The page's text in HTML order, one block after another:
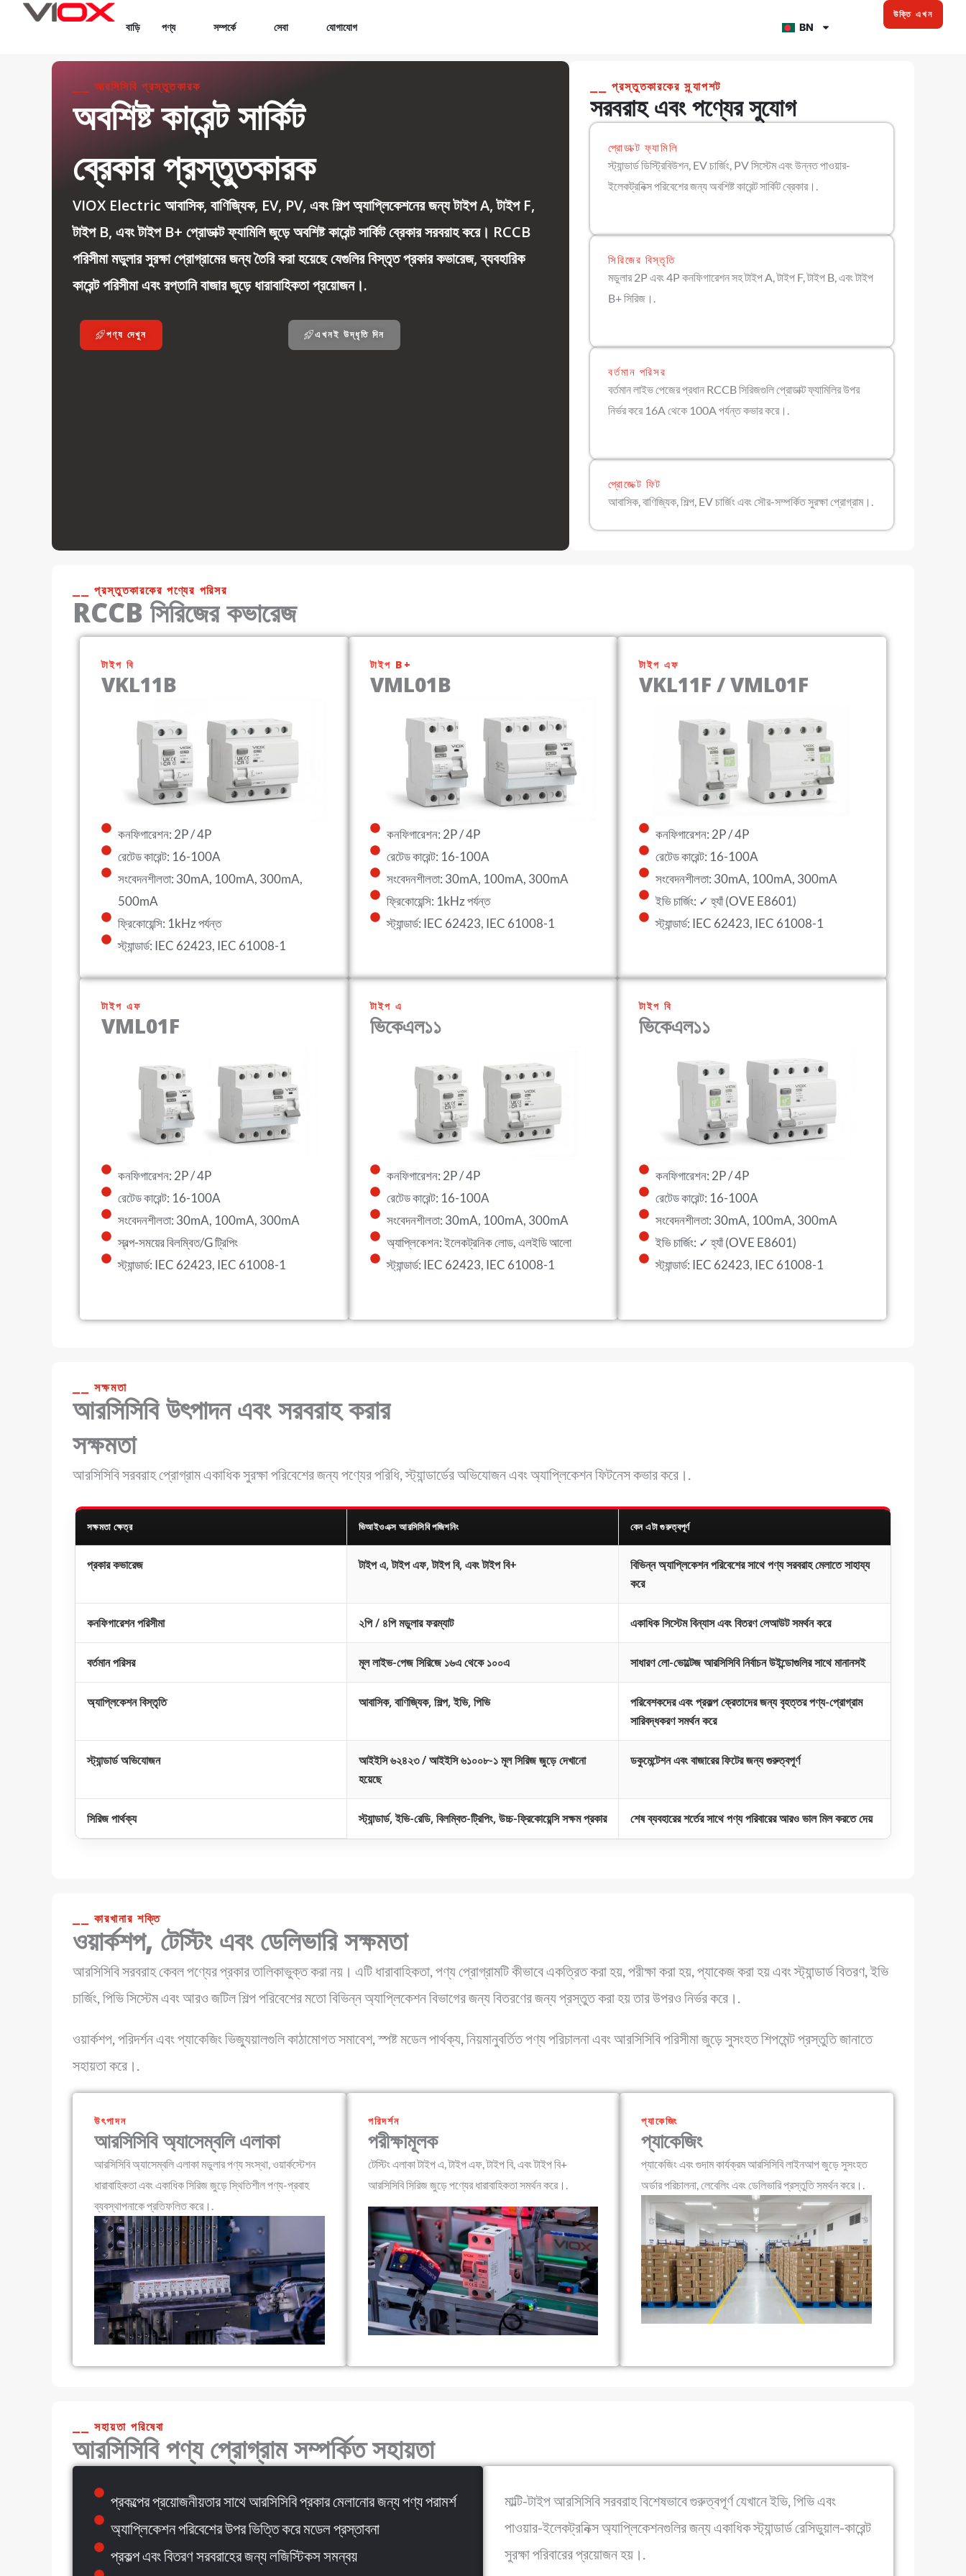
বাড়ি পণ্য সম্পর্কে সেবা যোগাযোগ BN
উক্তি এখন
⎯⎯ আরসিসিবি প্রস্তুতকারক
অবশিষ্ট কারেন্ট সার্কিট
ব্রেকার প্রস্তুতকারক
VIOX Electric আবাসিক, বাণিজ্যিক, EV, PV, এবং শিল্প অ্যাপ্লিকেশনের জন্য টাইপ A, টাইপ F,
টাইপ B, এবং টাইপ B+ প্রোডাক্ট ফ্যামিলি জুড়ে অবশিষ্ট কারেন্ট সার্কিট ব্রেকার সরবরাহ করে। RCCB
পরিসীমা মডুলার সুরক্ষা প্রোগ্রামের জন্য তৈরি করা হয়েছে যেগুলির বিস্তৃত প্রকার কভারেজ, ব্যবহারিক
কারেন্ট পরিসীমা এবং রপ্তানি বাজার জুড়ে ধারাবাহিকতা প্রয়োজন।.
পণ্য দেখুন এখনই উদ্ধৃতি দিন
⎯⎯ প্রস্তুতকারকের স্ন্যাপশট
সরবরাহ এবং পণ্যের সুযোগ
প্রোডাক্ট ফ্যামিলি
স্ট্যান্ডার্ড ডিস্ট্রিবিউশন, EV চার্জিং, PV সিস্টেম এবং উন্নত পাওয়ার-
ইলেকট্রনিক্স পরিবেশের জন্য অবশিষ্ট কারেন্ট সার্কিট ব্রেকার।.
সিরিজের বিস্তৃতি
মডুলার 2P এবং 4P কনফিগারেশন সহ টাইপ A, টাইপ F, টাইপ B, এবং টাইপ
B+ সিরিজ।.
বর্তমান পরিসর
বর্তমান লাইভ পেজের প্রধান RCCB সিরিজগুলি প্রোডাক্ট ফ্যামিলির উপর
নির্ভর করে 16A থেকে 100A পর্যন্ত কভার করে।.
প্রোজেক্ট ফিট
আবাসিক, বাণিজ্যিক, শিল্প, EV চার্জিং এবং সৌর-সম্পর্কিত সুরক্ষা প্রোগ্রাম।.
⎯⎯ প্রস্তুতকারকের পণ্যের পরিসর
RCCB সিরিজের কভারেজ
টাইপ বি
VKL11B
কনফিগারেশন: 2P / 4P
রেটেড কারেন্ট: 16-100A
সংবেদনশীলতা: 30mA, 100mA, 300mA,
500mA
ফ্রিকোয়েন্সি: 1kHz পর্যন্ত
স্ট্যান্ডার্ড: IEC 62423, IEC 61008-1
টাইপ B+
VML01B
কনফিগারেশন: 2P / 4P
রেটেড কারেন্ট: 16-100A
সংবেদনশীলতা: 30mA, 100mA, 300mA
ফ্রিকোয়েন্সি: 1kHz পর্যন্ত
স্ট্যান্ডার্ড: IEC 62423, IEC 61008-1
টাইপ এফ
VKL11F / VML01F
কনফিগারেশন: 2P / 4P
রেটেড কারেন্ট: 16-100A
সংবেদনশীলতা: 30mA, 100mA, 300mA
ইভি চার্জিং: ✓ হ্যাঁ (OVE E8601)
স্ট্যান্ডার্ড: IEC 62423, IEC 61008-1
টাইপ এফ
VML01F
কনফিগারেশন: 2P / 4P
রেটেড কারেন্ট: 16-100A
সংবেদনশীলতা: 30mA, 100mA, 300mA
স্বল্প-সময়ের বিলম্বিত/G ট্রিপিং
স্ট্যান্ডার্ড: IEC 62423, IEC 61008-1
টাইপ এ
ভিকেএল১১
কনফিগারেশন: 2P / 4P
রেটেড কারেন্ট: 16-100A
সংবেদনশীলতা: 30mA, 100mA, 300mA
অ্যাপ্লিকেশন: ইলেকট্রনিক লোড, এলইডি আলো
স্ট্যান্ডার্ড: IEC 62423, IEC 61008-1
টাইপ বি
ভিকেএল১১
কনফিগারেশন: 2P / 4P
রেটেড কারেন্ট: 16-100A
সংবেদনশীলতা: 30mA, 100mA, 300mA
ইভি চার্জিং: ✓ হ্যাঁ (OVE E8601)
স্ট্যান্ডার্ড: IEC 62423, IEC 61008-1
⎯⎯ সক্ষমতা
আরসিসিবি উৎপাদন এবং সরবরাহ করার
সক্ষমতা
আরসিসিবি সরবরাহ প্রোগ্রাম একাধিক সুরক্ষা পরিবেশের জন্য পণ্যের পরিধি, স্ট্যান্ডার্ডের অভিযোজন এবং অ্যাপ্লিকেশন ফিটনেস কভার করে।.
সক্ষমতা ক্ষেত্র ভিআইওএক্স আরসিসিবি পজিশনিং কেন এটা গুরুত্বপূর্ণ
প্রকার কভারেজ টাইপ এ, টাইপ এফ, টাইপ বি, এবং টাইপ বি+
বিভিন্ন অ্যাপ্লিকেশন পরিবেশের সাথে পণ্য সরবরাহ মেলাতে সাহায্য
করে
কনফিগারেশন পরিসীমা ২পি / ৪পি মডুলার ফরম্যাট একাধিক সিস্টেম বিন্যাস এবং বিতরণ লেআউট সমর্থন করে
বর্তমান পরিসর মূল লাইভ-পেজ সিরিজে ১৬এ থেকে ১০০এ সাধারণ লো-ভোল্টেজ আরসিসিবি নির্বাচন উইন্ডোগুলির সাথে মানানসই
অ্যাপ্লিকেশন বিস্তৃতি আবাসিক, বাণিজ্যিক, শিল্প, ইভি, পিভি
পরিবেশকদের এবং প্রকল্প ক্রেতাদের জন্য বৃহত্তর পণ্য-প্রোগ্রাম
সারিবদ্ধকরণ সমর্থন করে
স্ট্যান্ডার্ড অভিযোজন
আইইসি ৬২৪২৩ / আইইসি ৬১০০৮-১ মূল সিরিজ জুড়ে দেখানো
হয়েছে
ডকুমেন্টেশন এবং বাজারের ফিটের জন্য গুরুত্বপূর্ণ
সিরিজ পার্থক্য স্ট্যান্ডার্ড, ইভি-রেডি, বিলম্বিত-ট্রিপিং, উচ্চ-ফ্রিকোয়েন্সি সক্ষম প্রকার শেষ ব্যবহারের শর্তের সাথে পণ্য পরিবারের আরও ভাল মিল করতে দেয়
⎯⎯ কারখানার শক্তি
ওয়ার্কশপ, টেস্টিং এবং ডেলিভারি সক্ষমতা
আরসিসিবি সরবরাহ কেবল পণ্যের প্রকার তালিকাভুক্ত করা নয়। এটি ধারাবাহিকতা, পণ্য প্রোগ্রামটি কীভাবে একত্রিত করা হয়, পরীক্ষা করা হয়, প্যাকেজ করা হয় এবং স্ট্যান্ডার্ড বিতরণ, ইভি
চার্জিং, পিভি সিস্টেম এবং আরও জটিল শিল্প পরিবেশের মতো বিভিন্ন অ্যাপ্লিকেশন বিভাগের জন্য বিতরণের জন্য প্রস্তুত করা হয় তার উপরও নির্ভর করে।.
ওয়ার্কশপ, পরিদর্শন এবং প্যাকেজিং ভিজ্যুয়ালগুলি কাঠামোগত সমাবেশ, স্পষ্ট মডেল পার্থক্য, নিয়মানুবর্তিত পণ্য পরিচালনা এবং আরসিসিবি পরিসীমা জুড়ে সুসংহত শিপমেন্ট প্রস্তুতি জানাতে
সহায়তা করে।.
উৎপাদন
আরসিসিবি অ্যাসেম্বলি এলাকা
আরসিসিবি অ্যাসেম্বলি এলাকা মডুলার পণ্য সংস্থা, ওয়ার্কস্টেশন
ধারাবাহিকতা এবং একাধিক সিরিজ জুড়ে স্থিতিশীল পণ্য-প্রবাহ
ব্যবস্থাপনাকে প্রতিফলিত করে।.
পরিদর্শন
পরীক্ষামূলক
টেস্টিং এলাকা টাইপ এ, টাইপ এফ, টাইপ বি, এবং টাইপ বি+
আরসিসিবি সিরিজ জুড়ে পণ্যের ধারাবাহিকতা সমর্থন করে।.
প্যাকেজিং
প্যাকেজিং
প্যাকেজিং এবং গুদাম কার্যক্রম আরসিসিবি লাইনআপ জুড়ে সুসংহত
অর্ডার পরিচালনা, লেবেলিং এবং ডেলিভারি প্রস্তুতি সমর্থন করে।.
⎯⎯ সহায়তা পরিষেবা
আরসিসিবি পণ্য প্রোগ্রাম সম্পর্কিত সহায়তা
প্রকল্পের প্রয়োজনীয়তার সাথে আরসিসিবি প্রকার মেলানোর জন্য পণ্য পরামর্শ
অ্যাপ্লিকেশন পরিবেশের উপর ভিত্তি করে মডেল প্রস্তাবনা
প্রকল্প এবং বিতরণ সরবরাহের জন্য লজিস্টিকস সমন্বয়
মাল্টি-টাইপ আরসিসিবি সরবরাহ বিশেষভাবে গুরুত্বপূর্ণ যেখানে ইভি, পিভি এবং
পাওয়ার-ইলেকট্রনিক্স অ্যাপ্লিকেশনগুলির জন্য একাধিক স্ট্যান্ডার্ড রেসিডুয়াল-কারেন্ট
সুরক্ষা পরিবারের প্রয়োজন হয়।.